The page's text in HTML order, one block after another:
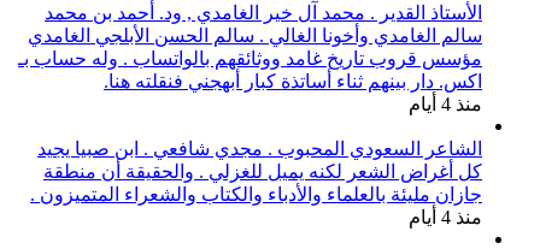
الأستاذ القدير . محمد آل خير الغامدي , ود. أحمد بن محمد
سالم الغامدي وأخونا الغالي . سالم الحسن الأبلجي الغامدي
مؤسس قروب تاريخ غامد ووثائقهم بالواتساب . وله حساب بـ
اكس. دار بينهم ثناء أساتذة كبار أبهجني فنقلته هنا.
منذ 4 أيام
الشاعر السعودي المحبوب . مجدي شافعي . ابن صبيا يجيد
كل أغراض الشعر لكنه يميل للغزلي . والحقيقة أن منطقة
جازان مليئة بالعلماء والأدباء والكتاب والشعراء المتميزون .
منذ 4 أيام